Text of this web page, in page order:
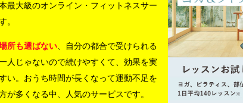
最大級のオンライン・フィットネスサー
。
所も選ばない 、自分の都合で受けられる
人じゃないので続けやすくて、効果を実
い。おうち時間が長くなって運動不足を
が多くなる中、人気のサービスです。